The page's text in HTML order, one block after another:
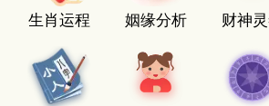
生肖运程 姻缘分析 财神